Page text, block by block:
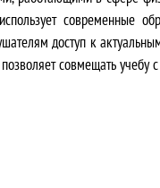
щ
а
современные
доступ к
совмещать учебу